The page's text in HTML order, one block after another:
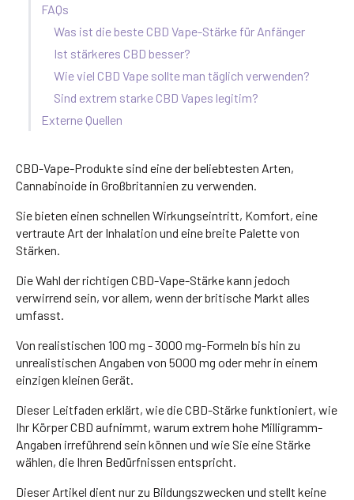
FAQs
Was ist die beste CBD Vape-Stärke für Anfänger
Ist stärkeres CBD besser?
Wie viel CBD Vape sollte man täglich verwenden?
Sind extrem starke CBD Vapes legitim?
Externe Quellen
CBD-Vape-Produkte sind eine der beliebtesten Arten,
Cannabinoide in Großbritannien zu verwenden.
Sie bieten einen schnellen Wirkungseintritt, Komfort, eine
vertraute Art der Inhalation und eine breite Palette von
Stärken.
Die Wahl der richtigen CBD-Vape-Stärke kann jedoch
verwirrend sein, vor allem, wenn der britische Markt alles
umfasst.
Von realistischen 100 mg - 3000 mg-Formeln bis hin zu
unrealistischen Angaben von 5000 mg oder mehr in einem
einzigen kleinen Gerät.
Dieser Leitfaden erklärt, wie die CBD-Stärke funktioniert, wie
Ihr Körper CBD aufnimmt, warum extrem hohe Milligramm-
Angaben irreführend sein können und wie Sie eine Stärke
wählen, die Ihren Bedürfnissen entspricht.
Dieser Artikel dient nur zu Bildungszwecken und stellt keine